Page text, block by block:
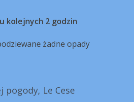
kolejnych 2 godzin
żadne opady
pogody, Le Cese